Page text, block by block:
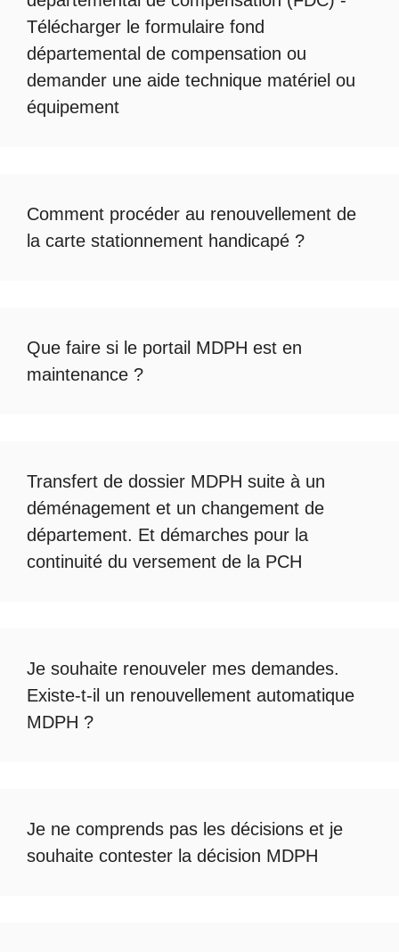
Télécharger le formulaire fond
départemental de compensation ou
demander une aide technique matériel ou
équipement
Comment procéder au renouvellement de
la carte stationnement handicapé ?
Que faire si le portail MDPH est en
maintenance ?
Transfert de dossier MDPH suite à un
déménagement et un changement de
département. Et démarches pour la
continuité du versement de la PCH
Je souhaite renouveler mes demandes.
Existe-t-il un renouvellement automatique
MDPH ?
Je ne comprends pas les décisions et je
souhaite contester la décision MDPH